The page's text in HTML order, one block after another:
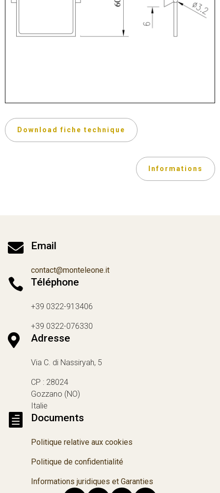
Download fiche technique
Informations
 Email
contact@monteleone.it
 Téléphone
+39 0322-913406
+39 0322-076330
 Adresse
Via C. di Nassiryah, 5
CP : 28024
Gozzano (NO)
Italie
 Documents
Politique relative aux cookies
Politique de confidentialité
Informations juridiques et Garanties